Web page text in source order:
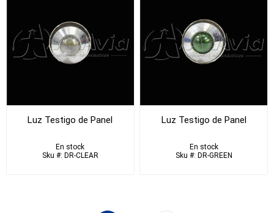
Luz Testigo de Panel
En stock
Sku #: DR-CLEAR
Luz Testigo de Panel
En stock
Sku #: DR-GREEN